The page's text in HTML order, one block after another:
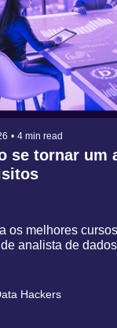
• 4 min read
se tornar um
os melhores
analista de
Hackers